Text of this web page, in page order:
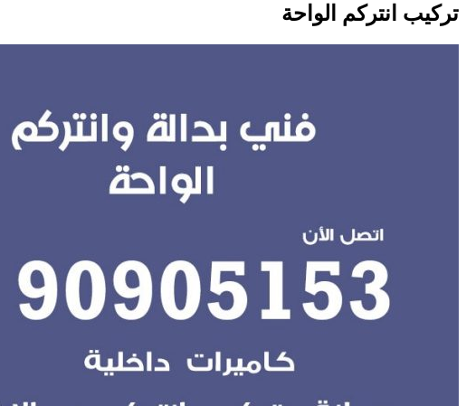
تركيب انتركم الواحة